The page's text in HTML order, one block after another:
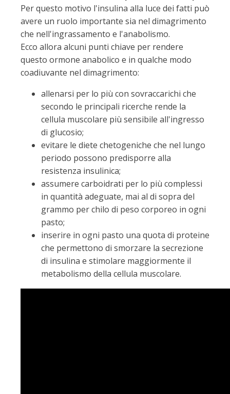
Per questo motivo l'insulina alla luce dei fatti può
avere un ruolo importante sia nel dimagrimento
che nell'ingrassamento e l'anabolismo.
Ecco allora alcuni punti chiave per rendere
questo ormone anabolico e in qualche modo
coadiuvante nel dimagrimento:
allenarsi per lo più con sovraccarichi che
secondo le principali ricerche rende la
cellula muscolare più sensibile all'ingresso
di glucosio;
evitare le diete chetogeniche che nel lungo
periodo possono predisporre alla
resistenza insulinica;
assumere carboidrati per lo più complessi
in quantità adeguate, mai al di sopra del
grammo per chilo di peso corporeo in ogni
pasto;
inserire in ogni pasto una quota di proteine
che permettono di smorzare la secrezione
di insulina e stimolare maggiormente il
metabolismo della cellula muscolare.